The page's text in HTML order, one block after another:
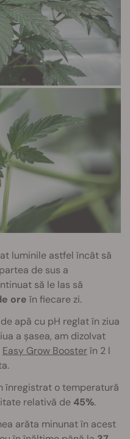
luminile astfel încât să
de sus a
să le las să
oreîn fiecare zi.
apă cu pH reglat în ziua
a șasea, am dizolvat
Easy Grow Boosterîn 2 l
înregistrat o temperatură
relativă de 45%.
arăta minunat în acest